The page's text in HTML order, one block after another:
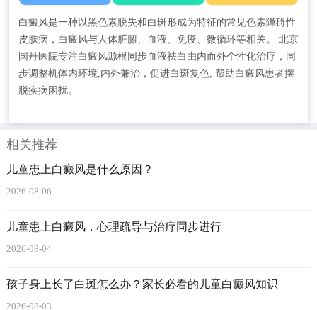
白癜风是一种以黑色素脱失和白斑形成为特征的常见色素障碍性
皮肤病，白癜风与人体脏腑、血液、免疫、微循环等相关。 北京
国丹医院专注白癜风源根同步血液祛白由内而外个性化治疗，同
步调整机体内环境,内外兼治，促进白斑复色, 帮助白癜风患者摆
脱疾病困扰。
相关推荐
儿童患上白癜风是什么原因？
2026-08-06
儿童患上白癜风，心理疏导与治疗同步进行
2026-08-04
孩子身上长了白斑怎么办？家长必看的儿童白癜风知识
2026-08-03